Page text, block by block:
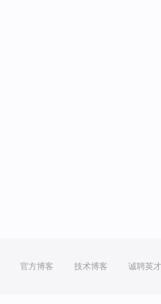
官方博客 技术博客 诚聘英才